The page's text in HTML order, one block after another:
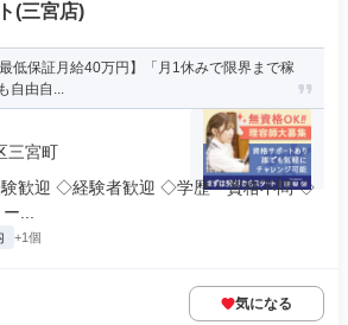
(三宮店)
低保証月給40万円】「月1休みで限界まで稼
自由自...
三宮町
歓迎 ◇経験者歓迎 ◇学歴・資格不問 ◇
...
+1個
気になる